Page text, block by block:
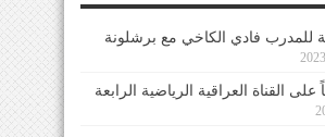
للمدرب فادي الكاخي مع برشلونة
على القناة العراقية الرياضية الرابعة